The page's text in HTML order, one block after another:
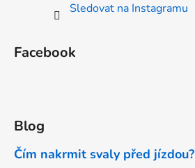
Sledovat na Instagramu
Facebook
Blog
Čím nakrmit svaly před jízdou?